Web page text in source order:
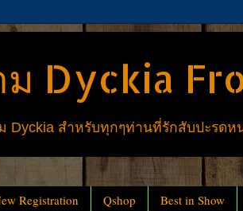
Dyckia
สำหรับทุกๆท่านที่รักสับปะรดห
Registration Qshop Best in Show